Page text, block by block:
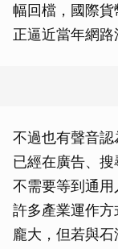
幅回檔，國際
正逼近當年網路
不過也有聲音
已經在廣告、搜
不需要等到通
許多產業運作
龐大，但若與